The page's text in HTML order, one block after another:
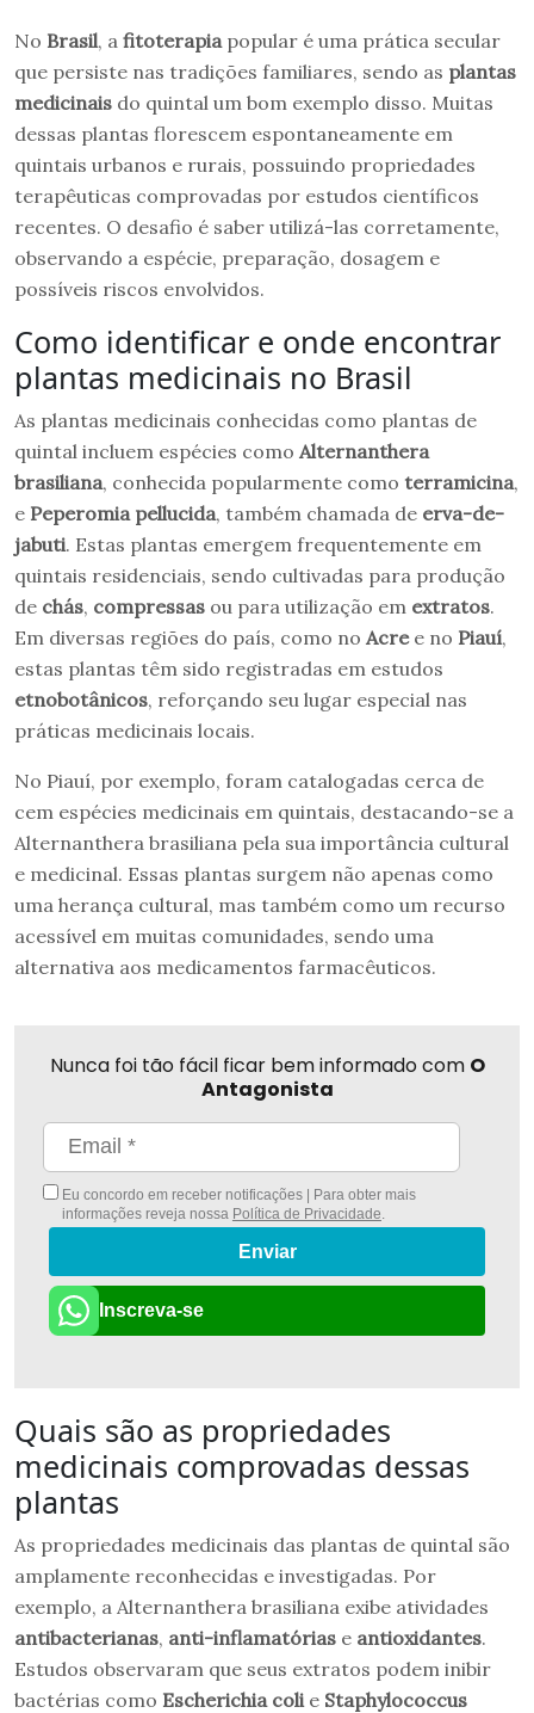
No Brasil, a fitoterapia popular é uma prática secular
que persiste nas tradições familiares, sendo as plantas
medicinais do quintal um bom exemplo disso. Muitas
dessas plantas florescem espontaneamente em
quintais urbanos e rurais, possuindo propriedades
terapêuticas comprovadas por estudos científicos
recentes. O desafio é saber utilizá-las corretamente,
observando a espécie, preparação, dosagem e
possíveis riscos envolvidos.
Como identificar e onde encontrar
plantas medicinais no Brasil
As plantas medicinais conhecidas como plantas de
quintal incluem espécies como Alternanthera
brasiliana, conhecida popularmente como terramicina,
e Peperomia pellucida, também chamada de erva-de-
jabuti. Estas plantas emergem frequentemente em
quintais residenciais, sendo cultivadas para produção
de chás, compressas ou para utilização em extratos.
Em diversas regiões do país, como no Acree no Piauí,
estas plantas têm sido registradas em estudos
etnobotânicos, reforçando seu lugar especial nas
práticas medicinais locais.
No Piauí, por exemplo, foram catalogadas cerca de
cem espécies medicinais em quintais, destacando-se a
Alternanthera brasiliana pela sua importância cultural
e medicinal. Essas plantas surgem não apenas como
uma herança cultural, mas também como um recurso
acessível em muitas comunidades, sendo uma
alternativa aos medicamentos farmacêuticos.
Nunca foi tão fácil ficar bem informado com O
Antagonista
Eu concordo em receber notificações | Para obter mais
informações reveja nossa Política de Privacidade
Enviar
Inscreva-se
Quais são as propriedades
medicinais comprovadas dessas
plantas
As propriedades medicinais das plantas de quintal são
amplamente reconhecidas e investigadas. Por
exemplo, a Alternanthera brasiliana exibe atividades
antibacterianas, anti-inflamatórias e antioxidantes.
Estudos observaram que seus extratos podem inibir
bactérias como Escherichia coli e Staphylococcus